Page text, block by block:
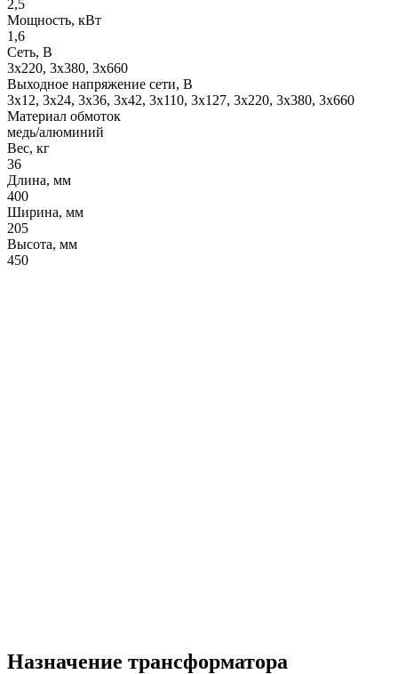
2,5
Мощность, кВт
1,6
Сеть, В
3x220, 3х380, 3x660
Выходное напряжение сети, В
3x12, 3x24, 3x36, 3x42, 3x110, 3x127, 3x220, 3x380, 3x660
Материал обмоток
медь/алюминий
Вес, кг
36
Длина, мм
400
Ширина, мм
205
Высота, мм
450
Назначение трансформатора